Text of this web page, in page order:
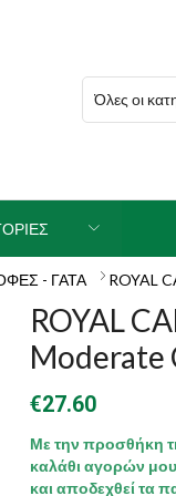
- ΓΑΤΑ ROYAL
ROYAL
Moderate
€27.60
Με την προσθήκη
καλάθι αγορών
και αποδεχθεί τα